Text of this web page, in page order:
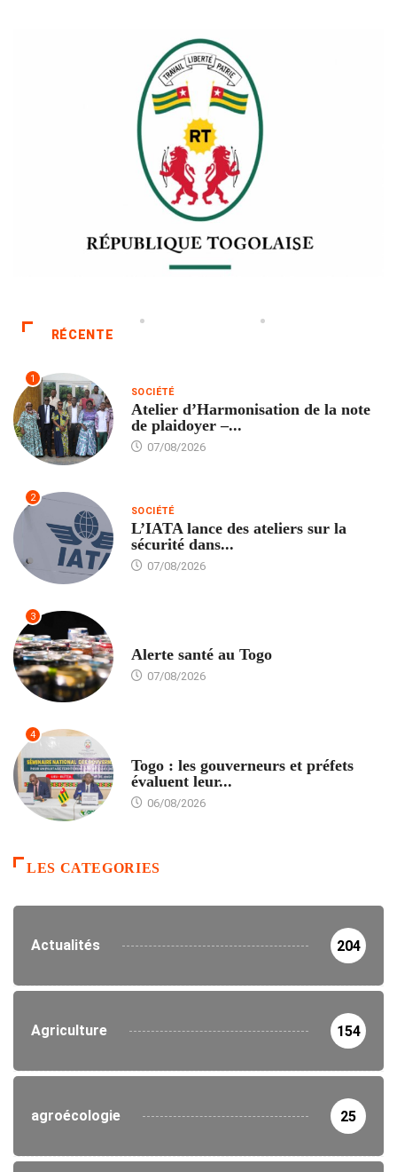
RÉCENTE
1
SOCIÉTÉ
Atelier d’Harmonisation de la note
de plaidoyer –...
07/08/2026
2
SOCIÉTÉ
L’IATA lance des ateliers sur la
sécurité dans...
07/08/2026
3
Alerte santé au Togo
07/08/2026
4
Togo : les gouverneurs et préfets
évaluent leur...
06/08/2026
LES CATEGORIES
Actualités 204
Agriculture 154
agroécologie 25